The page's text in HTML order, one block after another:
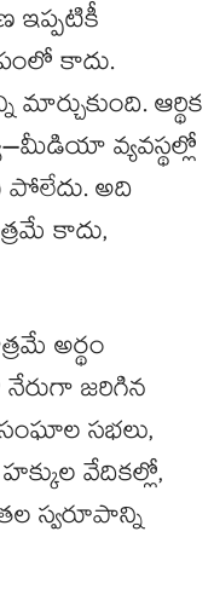
ఇప్పటికీ
కాదు.
ఆర్థిక
వ్యవస్థల్లో
పోలేదు. అది
కాదు,
అర్థం
జరిగిన
సభలు,
వేదికల్లో,
స్వరూపాన్ని